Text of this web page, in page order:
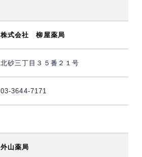
株式会社 柳屋薬局
北砂三丁目３５番２１号
03-3644-7171
外山薬局